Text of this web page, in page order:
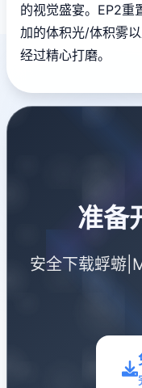
的视觉盛宴。EP2重
加的体积光/体积雾
经过精心打磨。
准备
安全下载蜉蝣